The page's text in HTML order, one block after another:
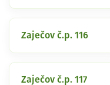
Zaječov č.p. 116
Zaječov č.p. 117